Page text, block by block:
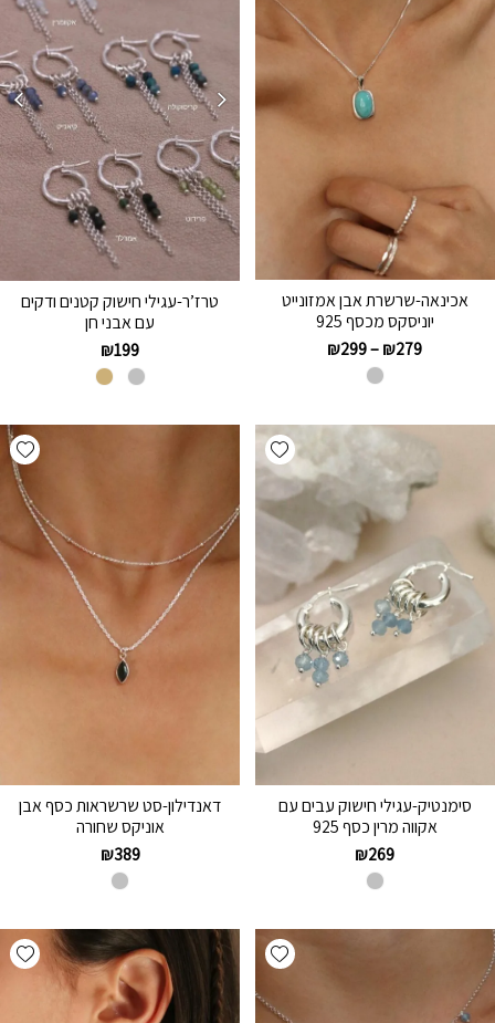
אכינאה-שרשרת אבן אמזונייט
יוניסקס מכסף 925
₪279
–
₪299
טרז’ר-עגילי חישוק קטנים ודקים
עם אבני חן
₪199
Add wishlist
סימנטיק-עגילי חישוק עבים עם
אקווה מרין כסף 925
₪269
דאנדילון-סט שרשראות כסף אבן
אוניקס שחורה
₪389
Add wishlist